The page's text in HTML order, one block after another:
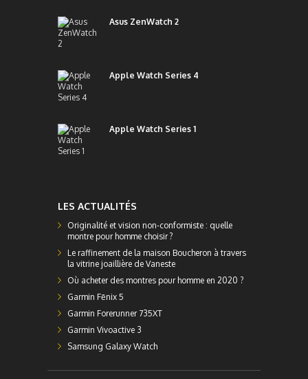
Asus ZenWatch 2
Apple Watch Series 4
Apple Watch Series 1
LES ACTUALITÉS
Originalité et vision non-conformiste : quelle
montre pour homme choisir ?
Le raffinement de la maison Boucheron à travers
la vitrine joaillière de Vaneste
Où acheter des montres pour homme en 2020 ?
Garmin Fēnix 5
Garmin Forerunner 735XT
Garmin Vivoactive 3
Samsung Galaxy Watch